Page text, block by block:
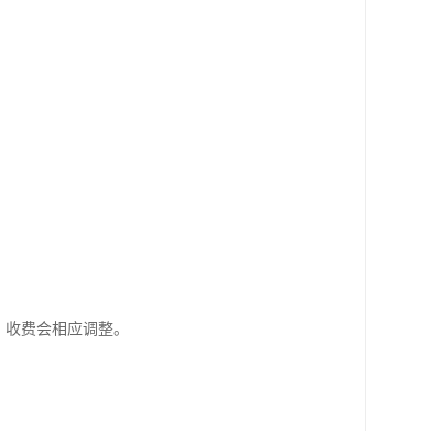
费会相应调整。